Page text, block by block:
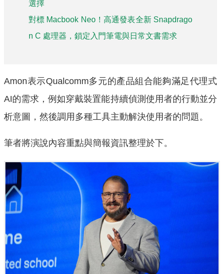
選擇
對標 Macbook Neo！高通發表全新 Snapdrago
n C 處理器，鎖定入門筆電與日常文書需求
Amon表示Qualcomm多元的產品組合能夠滿足代理式
AI的需求，例如穿戴裝置能持續偵測使用者的行動並分
析意圖，然後調用多種工具主動解決使用者的問題。
筆者將演說內容重點與簡報資訊整理於下。